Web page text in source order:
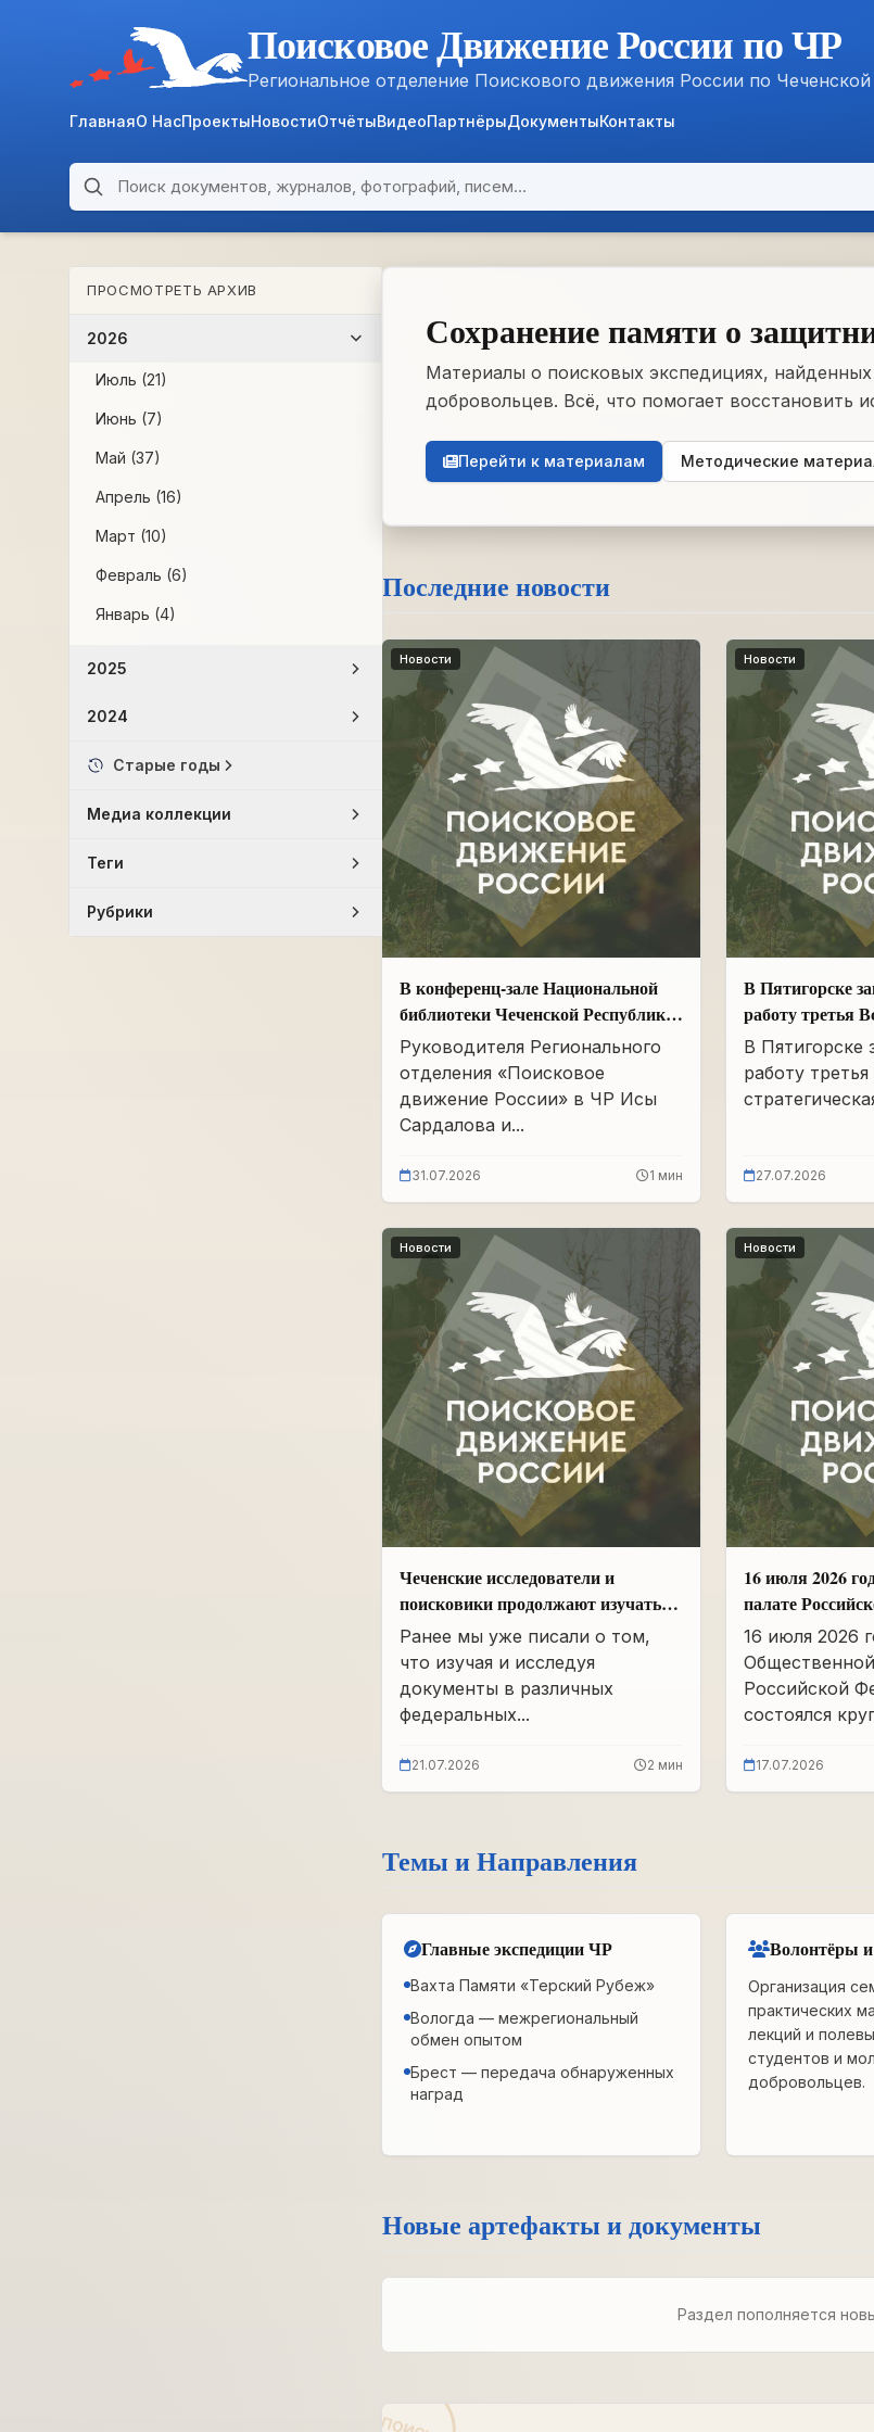
ARCHIVE
WWII • 1939–1945
Поисковое Движение России по ЧР
Региональное отделение Поискового движения России по Чеченской
ГлавнаяО НасПроектыНовостиОтчётыВидеоПартнёрыДокументыКонтакты
Поиск по архиву
ПРОСМОТРЕТЬ АРХИВ
2026
Июль (21)
Июнь (7)
Май (37)
Апрель (16)
Март (10)
Февраль (6)
Январь (4)
2025
2024
Старые годы
Медиа коллекции
Теги
Рубрики
Сохранение памяти о
Материалы о поисковых экспедициях, найденных
добровольцев. Всё, что помогает восстановить
Перейти к материалам Методические
Последние новости
Новости
В конференц-зале Национальной
библиотеки Чеченской Республики
им. А.А. Айдамирова прошло
заседание
Руководителя Регионального
отделения «Поисковое
движение России» в ЧР Исы
Сардалова и...
31.07.2026 1 мин
Новости
В Пятигорске
работу третья
стратегическая
В Пятигорске
работу
27.07.2026
Новости
Чеченские исследователи и
поисковики продолжают изучать
фонды бывшего партархива СССР
Ранее мы уже писали о том,
что изучая и исследуя
документы в различных
федеральных...
21.07.2026 2 мин
Новости
16 июля 2026
палате
состоялся
«Сохранение
подвига
воспитание...
16 июля 2026
Российской
состоялся
17.07.2026
Темы и Направления
Главные экспедиции ЧР
Вахта Памяти «Терский Рубеж»
Вологда — межрегиональный
обмен опытом
Брест — передача обнаруженных
наград
Волонтёры и
Организация
практических
лекций и
студентов и
добровольцев.
Новые артефакты и документы
Раздел пополняется